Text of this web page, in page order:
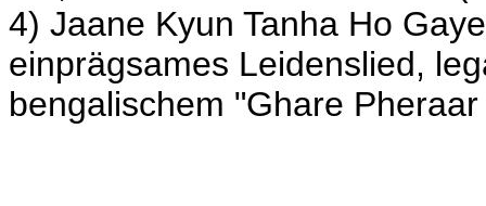
4) Jaane Kyun Tanha Ho
einprägsames Leidenslied,
bengalischem "Ghare